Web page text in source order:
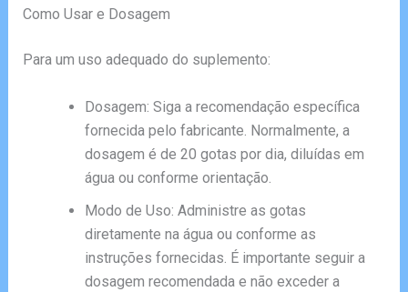
Como Usar e Dosagem
Para um uso adequado do suplemento:
Dosagem: Siga a recomendação específica
fornecida pelo fabricante. Normalmente, a
dosagem é de 20 gotas por dia, diluídas em
água ou conforme orientação.
Modo de Uso: Administre as gotas
diretamente na água ou conforme as
instruções fornecidas. É importante seguir a
dosagem recomendada e não exceder a